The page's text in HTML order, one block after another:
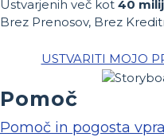
Ustvarjenih več kot 40
Brez Prenosov, Brez
USTVARITI MOJO
Pomoč
Pomoč in pogosta